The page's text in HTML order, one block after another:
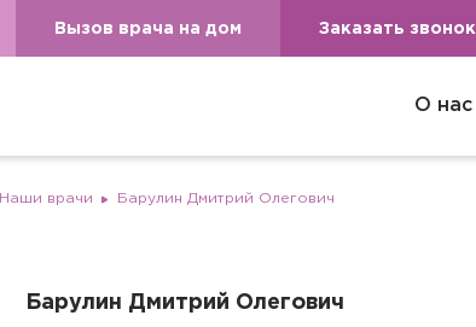
Вызов врача на дом Заказать звонок
О нас
Наши врачи Барулин Дмитрий Олегович
Барулин Дмитрий Олегович